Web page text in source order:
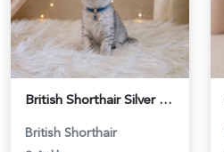
British Shorthair Silver Tabby Yavrumuz - 4639
British Shorthair